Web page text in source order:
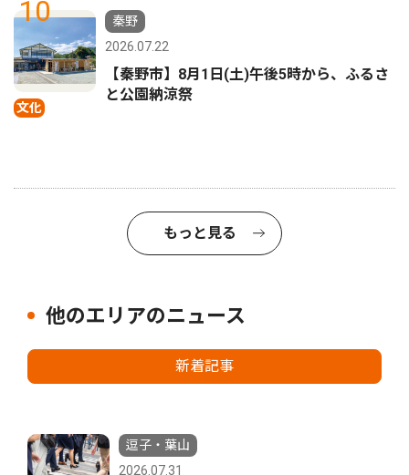
10
文化
秦野
2026.07.22
【秦野市】8月1日(土)午後5時から、ふるさ
と公園納涼祭
もっと見る
他のエリアのニュース
新着記事
逗子・葉山
2026.07.31